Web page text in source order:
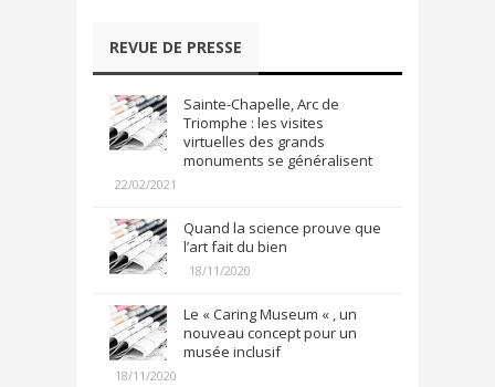
REVUE DE PRESSE
Sainte-Chapelle, Arc de
Triomphe : les visites
virtuelles des grands
monuments se généralisent
22/02/2021
Quand la science prouve que
l’art fait du bien
18/11/2020
Le « Caring Museum « , un
nouveau concept pour un
musée inclusif
18/11/2020